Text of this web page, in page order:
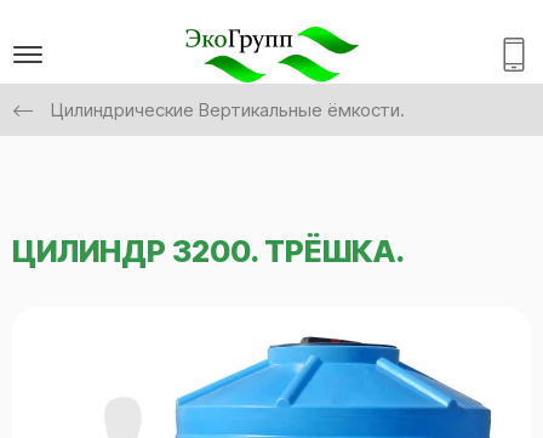
Цилиндрические Вертикальные ёмкости.
ЦИЛИНДР 3200. ТРЁШКА.